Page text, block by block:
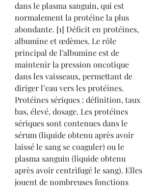
dans le plasma sanguin, qui est
normalement la protéine la plus
abondante. [1] Déficit en protéines,
albumine et œdèmes. Le rôle
principal de l’albumine est de
maintenir la pression oncotique
dans les vaisseaux, permettant de
diriger l’eau vers les protéines.
Protéines sériques : définition, taux
bas, élevé, dosage. Les protéines
sériques sont contenues dans le
sérum (liquide obtenu après avoir
laissé le sang se coaguler) ou le
plasma sanguin (liquide obtenu
après avoir centrifugé le sang). Elles
jouent de nombreuses fonctions